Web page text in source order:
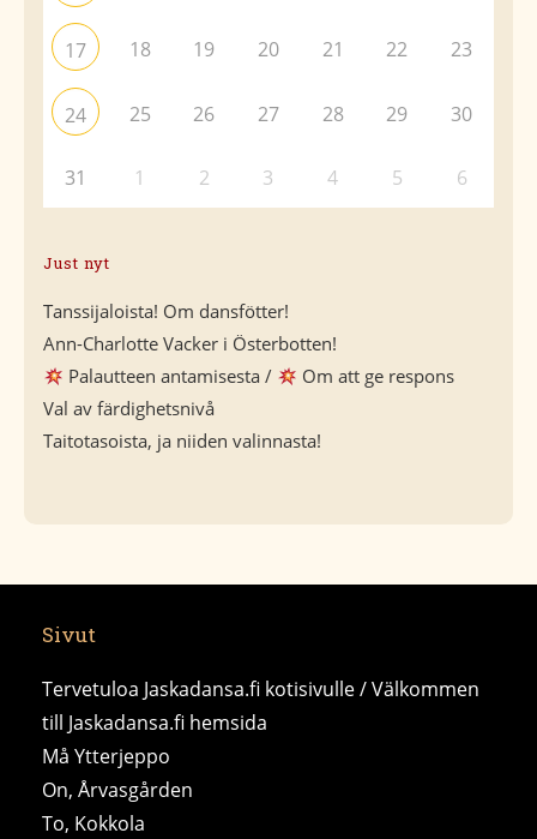
17 18 19 20 21 22 23
24 25 26 27 28 29 30
31 1 2 3 4 5 6
Just nyt
Tanssijaloista! Om dansfötter!
Ann-Charlotte Vacker i Österbotten!
Palautteen antamisesta /
Om att ge respons
Val av färdighetsnivå
Taitotasoista, ja niiden valinnasta!
Sivut
Tervetuloa Jaskadansa.fi kotisivulle / Välkommen
till Jaskadansa.fi hemsida
Må Ytterjeppo
On, Årvasgården
To, Kokkola